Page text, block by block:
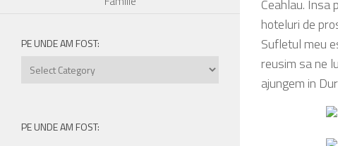
Ceahlau. Insa
hoteluri de
Sufletul meu
reusim sa ne
ajungem in
PE UNDE AM FOST:
Pe
PE UNDE AM FOST: